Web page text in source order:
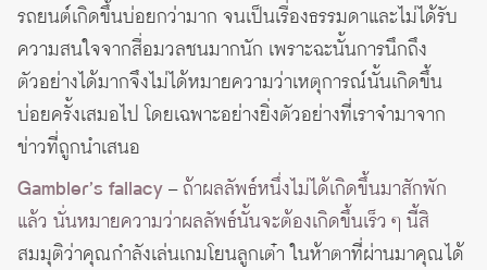
รถยนต์เกิดขึ้นบ่อยกว่ามาก จนเป็นเรื่องธรรมดาและไม่ได้รับ
ความสนใจจากสื่อมวลชนมากนัก เพราะฉะนั้นการนึกถึง
ตัวอย่างได้มากจึงไม่ได้หมายความว่าเหตุการณ์นั้นเกิดขึ้น
บ่อยครั้งเสมอไป โดยเฉพาะอย่างยิ่งตัวอย่างที่เราจำมาจาก
ข่าวที่ถูกนำเสนอ
Gambler’s fallacy–ถ้าผลลัพธ์หนึ่งไม่ได้เกิดขึ้นมาสักพัก
แล้ว นั่นหมายความว่าผลลัพธ์นั้นจะต้องเกิดขึ้นเร็ว ๆ นี้สิ
สมมุติว่าคุณกำลังเล่นเกมโยนลูกเต๋า ในห้าตาที่ผ่านมาคุณได้